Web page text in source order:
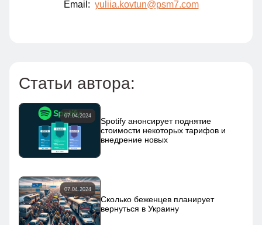
Email: yuliia.kovtun@psm7.com
Статьи автора:
07.04.2024
Spotify анонсирует поднятие
стоимости некоторых тарифов и
внедрение новых
07.04.2024
Сколько беженцев планирует
вернуться в Украину